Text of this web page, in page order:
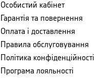
Особистий кабінет
Гарантія та повернення
Оплата і доставлення
Правила обслуговування
Політика конфіденційності
Програма лояльності